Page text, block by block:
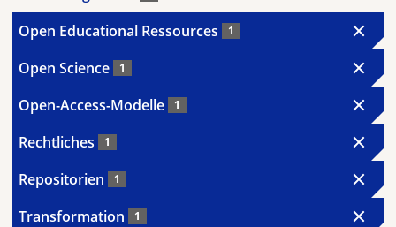
Open Educational Ressources 1
Open Science 1
Open-Access-Modelle 1
Rechtliches 1
Repositorien 1
Transformation 1